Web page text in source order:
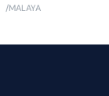
/MALAYA